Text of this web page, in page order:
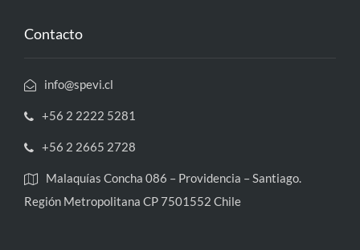
Contacto
info@spevi.cl
+56 2 2222 5281
+56 2 2665 2728
Malaquías Concha 086 – Providencia – Santiago.
Región Metropolitana CP 7501552 Chile